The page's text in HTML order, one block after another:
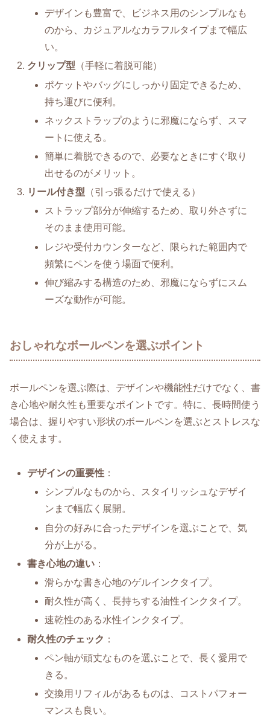
デザインも豊富で、ビジネス用のシンプルなも
のから、カジュアルなカラフルタイプまで幅広
い。
クリップ型 （手軽に着脱可能）
ポケットやバッグにしっかり固定できるため、
持ち運びに便利。
ネックストラップのように邪魔にならず、スマ
ートに使える。
簡単に着脱できるので、必要なときにすぐ取り
出せるのがメリット。
リール付き型 （引っ張るだけで使える）
ストラップ部分が伸縮するため、取り外さずに
そのまま使用可能。
レジや受付カウンターなど、限られた範囲内で
頻繁にペンを使う場面で便利。
伸び縮みする構造のため、邪魔にならずにスム
ーズな動作が可能。
おしゃれなボールペンを選ぶポイント
ボールペンを選ぶ際は、デザインや機能性だけでなく、書
き心地や耐久性も重要なポイントです。特に、長時間使う
場合は、握りやすい形状のボールペンを選ぶとストレスな
く使えます。
デザインの重要性 ：
シンプルなものから、スタイリッシュなデザイ
ンまで幅広く展開。
自分の好みに合ったデザインを選ぶことで、気
分が上がる。
書き心地の違い ：
滑らかな書き心地のゲルインクタイプ。
耐久性が高く、長持ちする油性インクタイプ。
速乾性のある水性インクタイプ。
耐久性のチェック ：
ペン軸が頑丈なものを選ぶことで、長く愛用で
きる。
交換用リフィルがあるものは、コストパフォー
マンスも良い。